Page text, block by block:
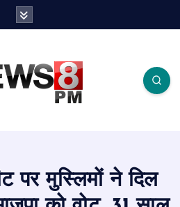
पर मुस्लिमों ने दिल